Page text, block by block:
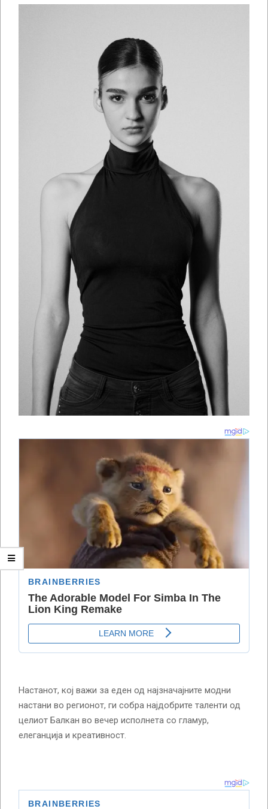
Настанот, кој важи за еден од најзначајните модни
настани во регионот, ги собра најдобрите таленти од
целиот Балкан во вечер исполнета со гламур,
елеганција и креативност.